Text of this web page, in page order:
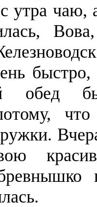
утра чаю,
обед